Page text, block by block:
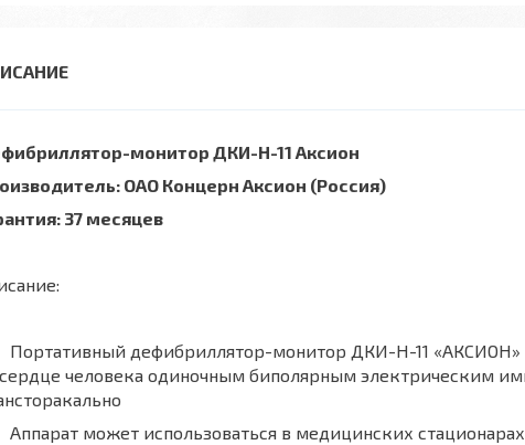
монитор ДКИ-Н-11 Аксион
ОАО Концерн Аксион (Россия)
37 месяцев
дефибриллятор-монитор ДКИ-Н-11 «АКСИОН»
человека одиночным биполярным электрическим
может использоваться в медицинских